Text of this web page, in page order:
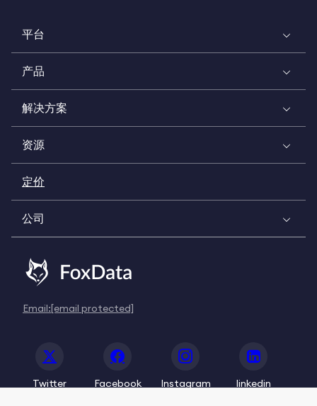
平台
产品
解决方案
资源
定价
公司
Email:[email protected]
Twitter Facebook Instagram linkedin